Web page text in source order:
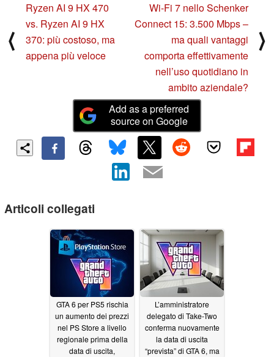
⟨
Ryzen AI 9 HX 470
vs. Ryzen AI 9 HX
370: più costoso, ma
appena più veloce
Wi-Fi 7 nello Schenker
Connect 15: 3.500 Mbps –
ma quali vantaggi
comporta effettivamente
nell’uso quotidiano in
ambito aziendale?
⟩
Add as a preferred
source on Google
Articoli collegati
GTA 6 per PS5 rischia
un aumento dei prezzi
nel PS Store a livello
regionale prima della
data di uscita,
L’amministratore
delegato di Take-Two
conferma nuovamente
la data di uscita
“prevista” di GTA 6, ma